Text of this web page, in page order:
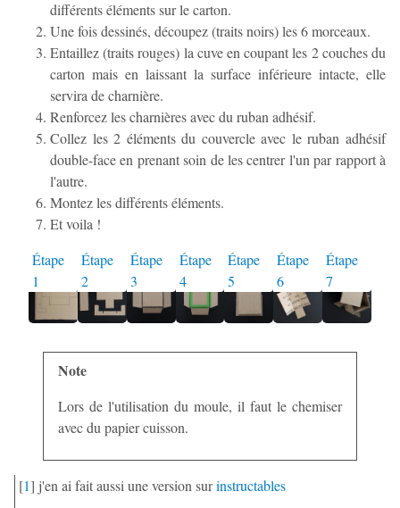
différents éléments sur le carton.
Une fois dessinés, découpez (traits noirs) les 6 morceaux.
Entaillez (traits rouges) la cuve en coupant les 2 couches du
carton mais en laissant la surface inférieure intacte, elle
servira de charnière.
Renforcez les charnières avec du ruban adhésif.
Collez les 2 éléments du couvercle avec le ruban adhésif
double-face en prenant soin de les centrer l'un par rapport à
l'autre.
Montez les différents éléments.
Et voila !
Note
Lors de l'utilisation du moule, il faut le chemiser
avec du papier cuisson.
[1] j'en ai fait aussi une version surinstructables